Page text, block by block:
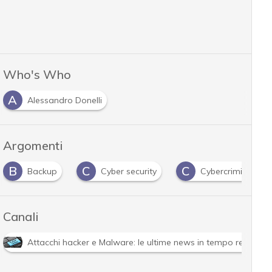
Who's Who
A
Alessandro Donelli
Argomenti
B
Backup C Cyber security C Cybercriminali
Canali
Attacchi hacker e Malware: le ultime news in tempo reale e